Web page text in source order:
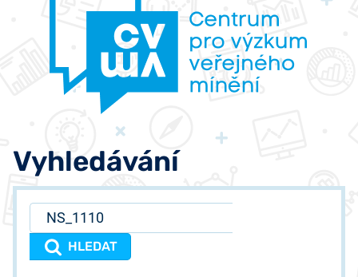
Vyhledávání
HLEDAT